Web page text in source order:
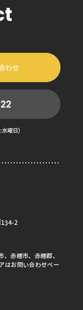
わせ
水曜日)
134-2
赤穂市、赤穂郡、
はお問い合わせペー